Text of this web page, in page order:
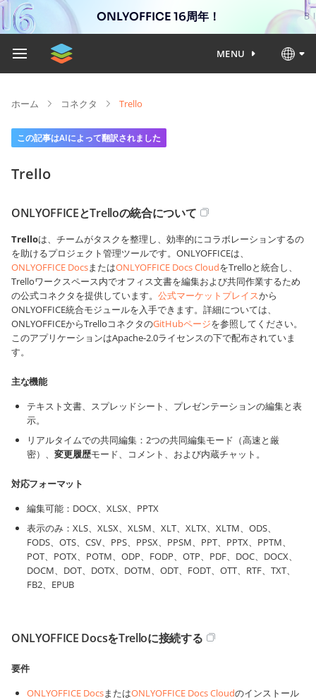
ONLYOFFICE 16周年！
MENU
ホーム コネクタ Trello
この記事はAIによって翻訳されました
Trello
ONLYOFFICEとTrelloの統合について
Trelloは、チームがタスクを整理し、効率的にコラボレーションするの
を助けるプロジェクト管理ツールです。ONLYOFFICEは、
ONLYOFFICE DocsまたはONLYOFFICE Docs CloudをTrelloと統合し、
Trelloワークスペース内でオフィス文書を編集および共同作業するため
の公式コネクタを提供しています。 公式マーケットプレイスから
ONLYOFFICE統合モジュールを入手できます。詳細については、
ONLYOFFICEからTrelloコネクタのGitHubページを参照してください。
このアプリケーションはApache-2.0ライセンスの下で配布されていま
す。
主な機能
テキスト文書、スプレッドシート、プレゼンテーションの編集と表
示。
リアルタイムでの共同編集：2つの共同編集モード（高速と厳
密）、 変更履歴モード、コメント、および内蔵チャット。
対応フォーマット
編集可能：DOCX、XLSX、PPTX
表示のみ：XLS、XLSX、XLSM、XLT、XLTX、XLTM、ODS、
FODS、OTS、CSV、PPS、PPSX、PPSM、PPT、PPTX、PPTM、
POT、POTX、POTM、ODP、FODP、OTP、PDF、DOC、DOCX、
DOCM、DOT、DOTX、DOTM、ODT、FODT、OTT、RTF、TXT、
FB2、EPUB
ONLYOFFICE DocsをTrelloに接続する
要件
ONLYOFFICE DocsまたはONLYOFFICE Docs Cloudのインストール